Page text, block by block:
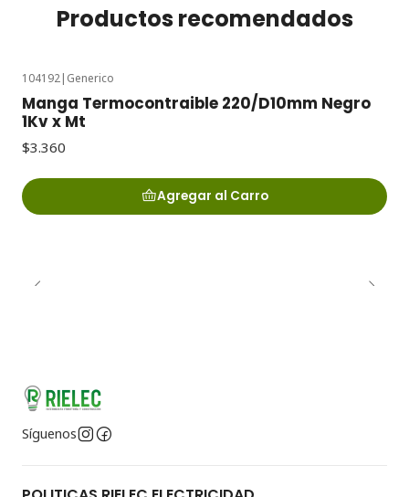
Productos recomendados
104192| Generico
Manga Termocontraible 220/D10mm Negro
1Kv x Mt
$3.360
Agregar al Carro
Síguenos